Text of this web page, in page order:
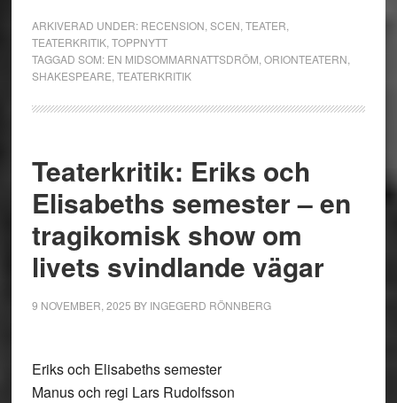
ARKIVERAD UNDER: RECENSION SCEN TEATER
TEATERKRITIK, TOPPNYTT
TAGGAD SOM: EN MIDSOMMARNATTSDRÖM ORIONTEATERN
SHAKESPEARE TEATERKRITIK
Teaterkritik: Eriks och
Elisabeths semester – en
tragikomisk show om
livets svindlande vägar
9 NOVEMBER, 2025 BY INGEGERD RÖNNBERG
Eriks och Elisabeths semester
Manus och regi Lars Rudolfsson